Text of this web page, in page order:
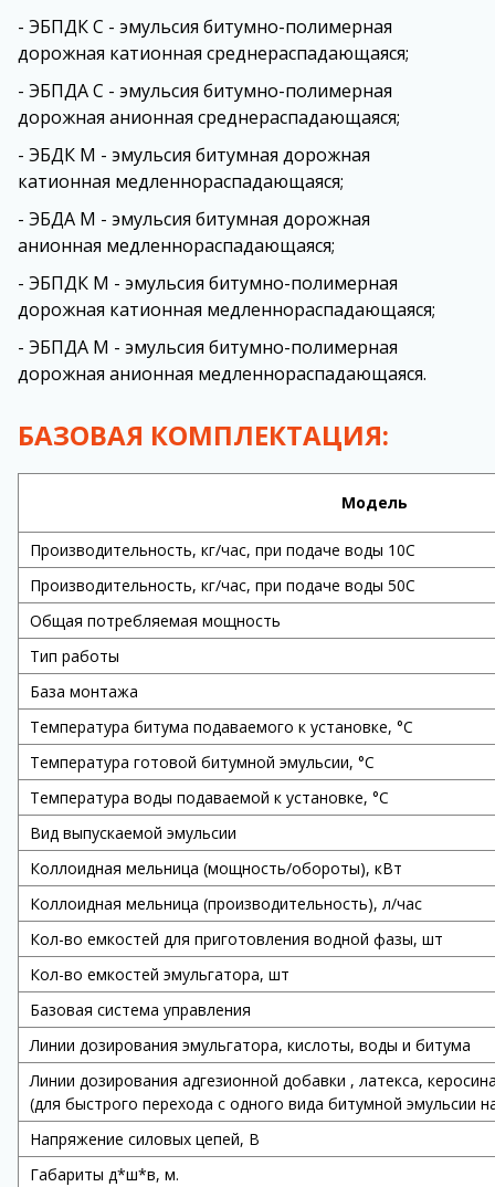
- ЭБПДК С - эмульсия битумно-полимерная
дорожная катионная среднераспадающаяся;
- ЭБПДА С - эмульсия битумно-полимерная
дорожная анионная среднераспадающаяся;
- ЭБДК М - эмульсия битумная дорожная
катионная медленнораспадающаяся;
- ЭБДА М - эмульсия битумная дорожная
анионная медленнораспадающаяся;
- ЭБПДК М - эмульсия битумно-полимерная
дорожная катионная медленнораспадающаяся;
- ЭБПДА М - эмульсия битумно-полимерная
дорожная анионная медленнораспадающаяся.
БАЗОВАЯ КОМПЛЕКТАЦИЯ:
Модель
Производительность, кг/час, при подаче воды 10С
Производительность, кг/час, при подаче воды 50С
Общая потребляемая мощность
Тип работы
База монтажа
Температура битума подаваемого к установке, °С
Температура готовой битумной эмульсии, °С
Температура воды подаваемой к установке, °С
Вид выпускаемой эмульсии
Коллоидная мельница (мощность/обороты), кВт
Коллоидная мельница (производительность), л/час
Кол-во емкостей для приготовления водной фазы, шт
Кол-во емкостей эмульгатора, шт
Базовая система управления
Линии дозирования эмульгатора, кислоты, воды и битума
Линии дозирования адгезионной добавки , латекса,
(для быстрого перехода с одного вида битумной эмульсии
Напряжение силовых цепей, В
Габариты д*ш*в, м.